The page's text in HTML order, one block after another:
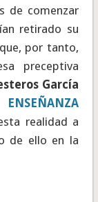
de comenzar
retirado su
por tanto,
preceptiva
García
realidad a
de ello en la